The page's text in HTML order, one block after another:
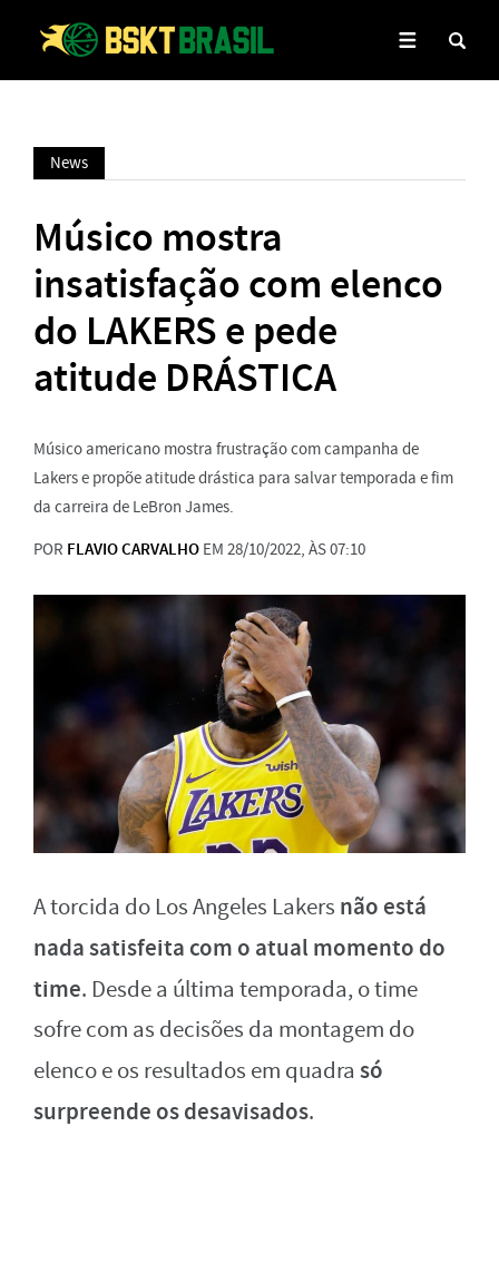
News
Músico mostra
insatisfação com elenco
do LAKERS e pede
atitude DRÁSTICA
Músico americano mostra frustração com campanha de
Lakers e propõe atitude drástica para salvar temporada e fim
da carreira de LeBron James.
POR FLAVIO CARVALHO EM 28/10/2022, ÀS 07:10
A torcida do Los Angeles Lakers não está
nada satisfeita com o atual momento do
time. Desde a última temporada, o time
sofre com as decisões da montagem do
elenco e os resultados em quadra só
surpreende os desavisados.